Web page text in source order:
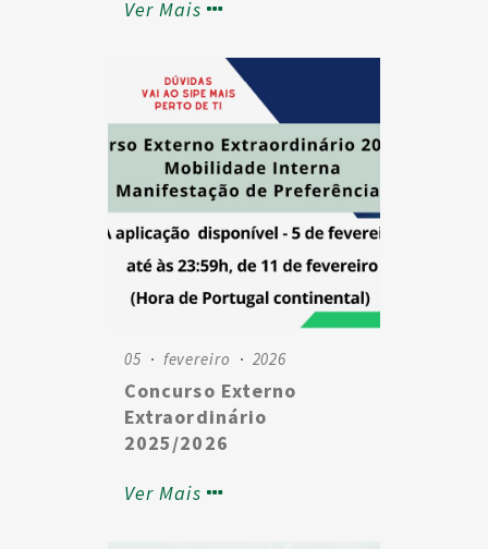
Ver Mais
05 fevereiro 2026
Concurso Externo
Extraordinário
2025/2026
Preferências
Ver Mais